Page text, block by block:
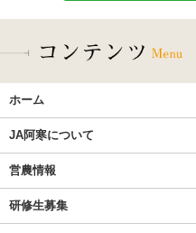
ホーム
JA阿寒について
営農情報
研修生募集